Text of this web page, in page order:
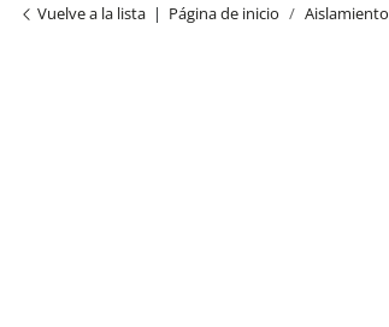
Vuelve a la lista Página de inicio Aislamiento